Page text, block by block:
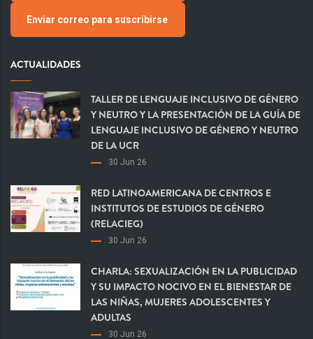
Enviar correo para suscribirse
ACTUALIDADES
TALLER DE LENGUAJE INCLUSIVO DE GÉNERO
Y NEUTRO Y LA PRESENTACIÓN DE LA GUÍA DE
LENGUAJE INCLUSIVO DE GÉNERO Y NEUTRO
DE LA UCR
30 Jun 26
RED LATINOAMERICANA DE CENTROS E
INSTITUTOS DE ESTUDIOS DE GÉNERO
(RELACIEG)
30 Jun 26
CHARLA: SEXUALIZACIÓN EN LA PUBLICIDAD
Y SU IMPACTO NOCIVO EN EL BIENESTAR DE
LAS NIÑAS, MUJERES ADOLESCENTES Y
ADULTAS
30 Jun 26